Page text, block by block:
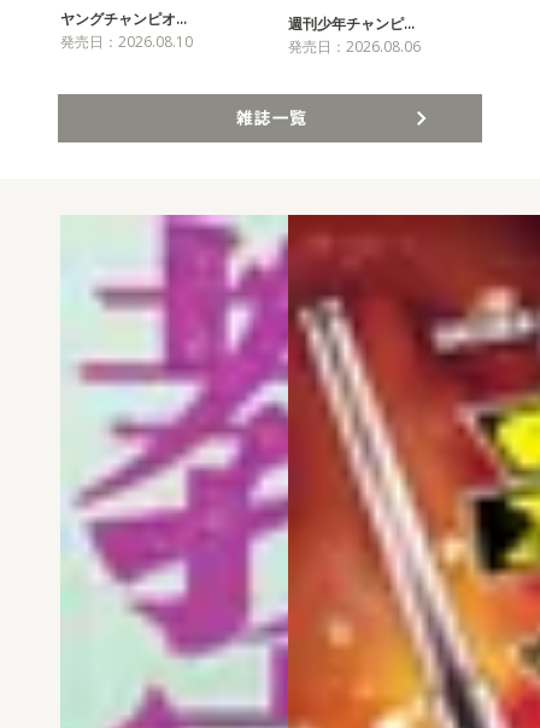
ヤングチャンピオ…
発売日：2026.08.10
週刊少年チャンピ…
発売日：2026.08.06